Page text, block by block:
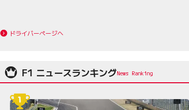
ドライバーページへ
F1 ニュースランキング